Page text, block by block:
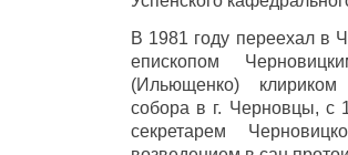
В 1981 году переехал в
епископом
(Ильющенко) клириком
собора в г. Черновцы, с
секретарем